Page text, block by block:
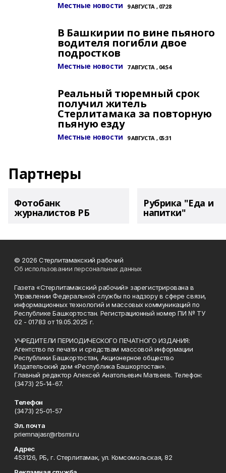
Местные новости 9 АВГУСТА , 07:28
В Башкирии по вине пьяного
водителя погибли двое
подростков
Местные новости 7 АВГУСТА , 04:54
Реальный тюремный срок
получил житель
Стерлитамака за повторную
пьяную езду
Местные новости 9 АВГУСТА , 05:31
Партнеры
Фотобанк
журналистов РБ
Рубрика "Еда и
напитки"
© 2026 Стерлитамакский рабочий
Об использовании персональных данных
Газета «Стерлитамакский рабочий» зарегистрирована в
Управлении Федеральной службы по надзору в сфере связи,
информационных технологий и массовых коммуникаций по
Республике Башкортостан. Регистрационный номер ПИ № ТУ
02 - 01783 от 19.05.2025 г.
УЧРЕДИТЕЛИ ПЕРИОДИЧЕСКОГО ПЕЧАТНОГО ИЗДАНИЯ:
Агентство по печати и средствам массовой информации
Республики Башкортостан, Акционерное общество
Издательский дом «Республика Башкортостан».
Главный редактор Алексей Анатольевич Матвеев. Телефон:
(3473) 25-14-67.
Телефон
(3473) 25-01-57
Эл. почта
priemnajasr@rbsmi.ru
Адрес
453126, РБ, г. Стерлитамак, ул. Комсомольская, 82